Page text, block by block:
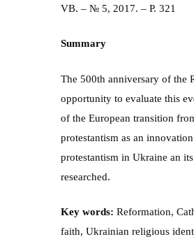
VB. – № 5, 2017. – P. 321
Summary
The 500th anniversary of the
opportunity to evaluate this
of the European transition
protestantism as an
protestantism in Ukraine an
researched.
Key words: Reformation,
faith, Ukrainian religious